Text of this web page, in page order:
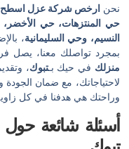
نحنارخص شركة عزل اسطح
حي المنتزهات، حي
النسيم، وحي السليمانية،
بمجرد تواصلك معنا، يصل
منزلك في حيك بـتبوك،
لاحتياجاتك، مع ضمان
وراحتك هي هدفنا في كل
أسئلة شائعة